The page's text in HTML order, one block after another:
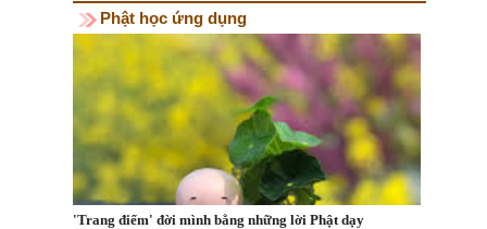
Phật học ứng dụng
'Trang điểm' đời mình bằng những lời Phật dạy